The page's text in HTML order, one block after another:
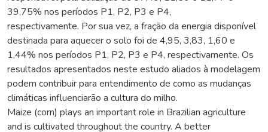
39,75% nos períodos P1, P2, P3 e P4,
respectivamente. Por sua vez, a fração da energia disponível
destinada para aquecer o solo foi de 4,95, 3,83, 1,60 e
1,44% nos períodos P1, P2, P3 e P4, respectivamente. Os
resultados apresentados neste estudo aliados à modelagem
podem contribuir para entendimento de como as mudanças
climáticas influenciarão a cultura do milho.
Maize (corn) plays an important role in Brazilian agriculture
and is cultivated throughout the country. A better